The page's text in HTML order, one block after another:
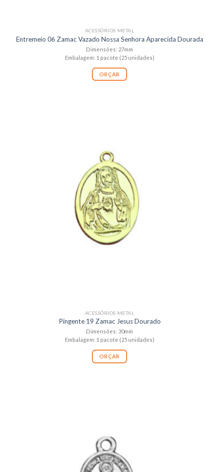
ACESSÓRIOS METAL
Entremeio 06 Zamac Vazado Nossa Senhora Aparecida Dourada
Dimensões: 27mm
Embalagem: 1 pacote (25 unidades)
ORÇAR
ACESSÓRIOS METAL
Pingente 19 Zamac Jesus Dourado
Dimensões: 30mm
Embalagem: 1 pacote (25 unidades)
ORÇAR